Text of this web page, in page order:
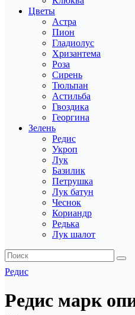
Цветы
Астра
Пион
Гладиолус
Хризантема
Роза
Сирень
Тюльпан
Астильба
Гвоздика
Георгина
Зелень
Редис
Укроп
Лук
Базилик
Петрушка
Лук батун
Чеснок
Кориандр
Редька
Лук шалот
Редис
Редис марк